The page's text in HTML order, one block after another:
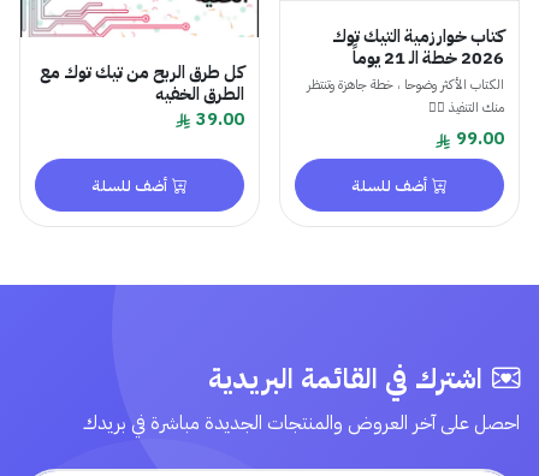
كتاب خوارزمية التيك توك
2026 خطة الـ 21 يوماً
الكتاب الأكثر وضوحا ، خطة جاهزة وتنتظر
منك التنفيذ 👌🏻
99.00
أضف للسلة
كل طرق الربح من تيك توك مع
الطرق الخفيه
39.00
أضف للسلة
اشترك في القائمة البريدية
احصل على آخر العروض والمنتجات الجديدة مباشرة في بريدك